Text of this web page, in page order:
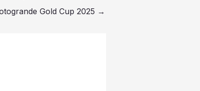
Gold Cup 2025 →